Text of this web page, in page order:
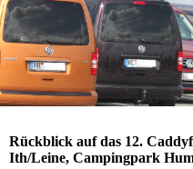
Rückblick auf das 12.
Ith/Leine, Campingpark